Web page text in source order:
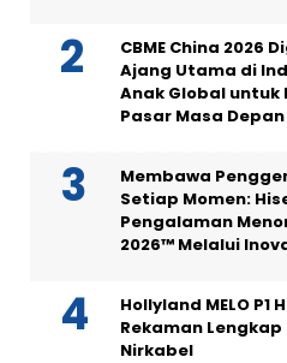
CBME China 2026
Ajang Utama di
Anak Global untuk
Pasar Masa Depan
Membawa
Setiap Momen:
Pengalaman
2026™ Melalui
Hollyland MELO
Rekaman
Nirkabel